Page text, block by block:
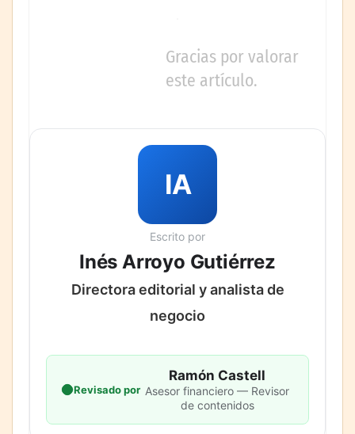
Gracias por valorar
este artículo.
IA
Escrito por
Inés Arroyo Gutiérrez
Directora editorial y analista de
negocio
Revisado por
Ramón Castell
Asesor financiero — Revisor
de contenidos